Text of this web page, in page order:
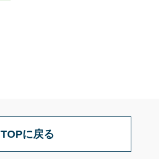
TOPに戻る